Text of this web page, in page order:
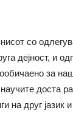
со
дејност, и
за
доста
на друг јазик